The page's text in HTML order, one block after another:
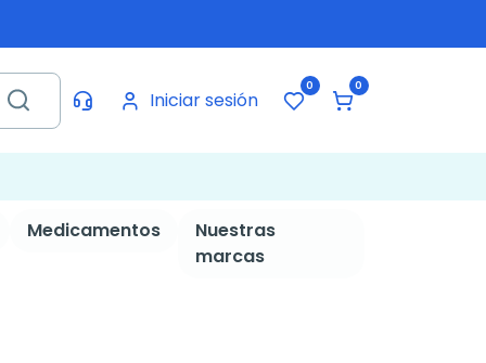
Iniciar sesión
0 0
Medicamentos
Nuestras
marcas